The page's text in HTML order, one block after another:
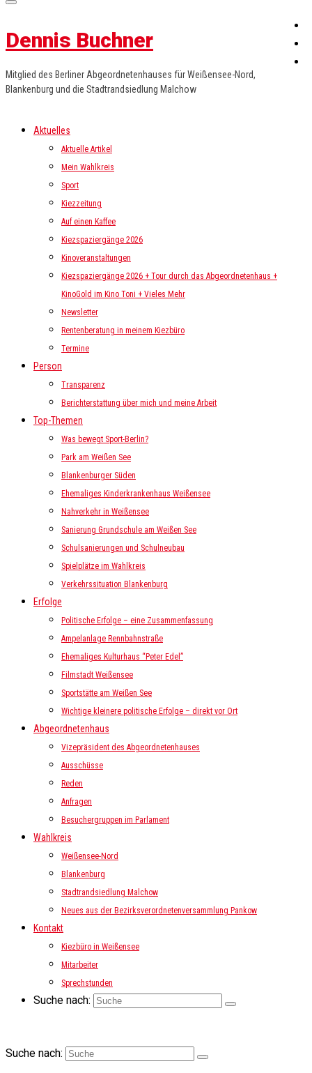
Dennis Buchner
Mitglied des Berliner Abgeordnetenhauses für Weißensee-Nord,
Blankenburg und die Stadtrandsiedlung Malchow
Aktuelles
Aktuelle Artikel
Mein Wahlkreis
Sport
Kiezzeitung
Auf einen Kaffee
Kiezspaziergänge 2026
Kinoveranstaltungen
Kiezspaziergänge 2026 + Tour durch das Abgeordnetenhaus +
KinoGold im Kino Toni + Vieles Mehr
Newsletter
Rentenberatung in meinem Kiezbüro
Termine
Person
Transparenz
Berichterstattung über mich und meine Arbeit
Top-Themen
Was bewegt Sport-Berlin?
Park am Weißen See
Blankenburger Süden
Ehemaliges Kinderkrankenhaus Weißensee
Nahverkehr in Weißensee
Sanierung Grundschule am Weißen See
Schulsanierungen und Schulneubau
Spielplätze im Wahlkreis
Verkehrssituation Blankenburg
Erfolge
Politische Erfolge – eine Zusammenfassung
Ampelanlage Rennbahnstraße
Ehemaliges Kulturhaus “Peter Edel”
Filmstadt Weißensee
Sportstätte am Weißen See
Wichtige kleinere politische Erfolge – direkt vor Ort
Abgeordnetenhaus
Vizepräsident des Abgeordnetenhauses
Ausschüsse
Reden
Anfragen
Besuchergruppen im Parlament
Wahlkreis
Weißensee-Nord
Blankenburg
Stadtrandsiedlung Malchow
Neues aus der Bezirksverordnetenversammlung Pankow
Kontakt
Kiezbüro in Weißensee
Mitarbeiter
Sprechstunden
Suche nach:
Suche nach: